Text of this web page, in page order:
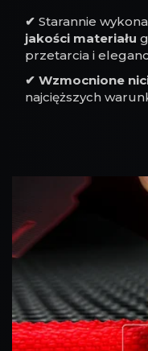
✔ Starannie
jakości materiału
przetarcia i
✔ Wzmocnione
najcięższych